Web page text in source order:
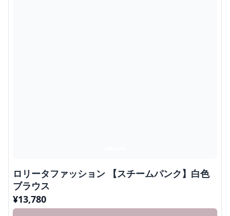
ロリータファッション 【スチームパンク】白色
ブラウス
¥13,780